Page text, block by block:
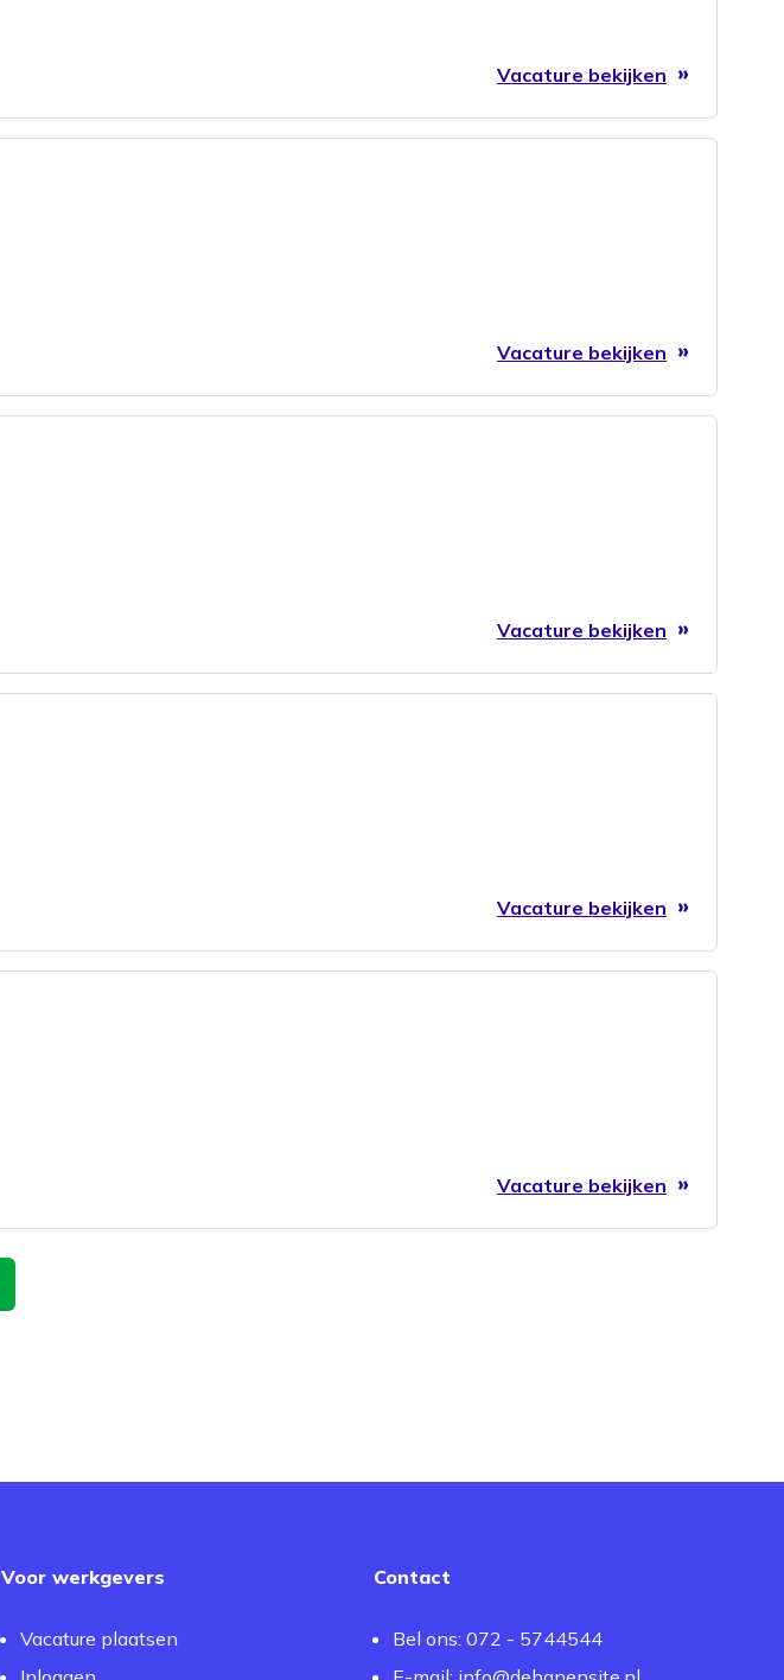
Vacature bekijken
Vacature bekijken
Vacature bekijken
Vacature bekijken
Vacature bekijken
Voor werkgevers
Vacature plaatsen
Contact
Bel ons: 072 - 5744544